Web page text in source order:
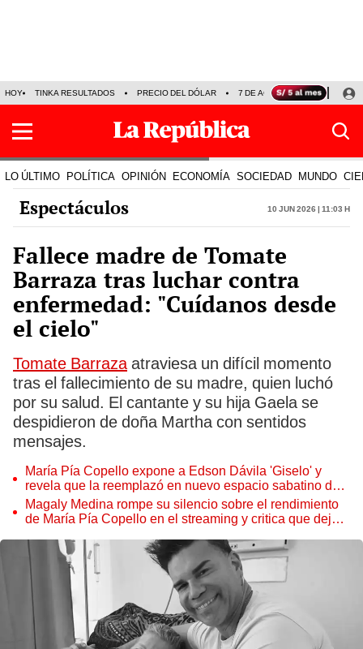
HOY TINKA RESULTADOS PRECIO DEL DÓLAR 7 DE AGOSTO OLLANTA
LO ÚLTIMO POLÍTICA OPINIÓN ECONOMÍA SOCIEDAD MUNDO
Espectáculos 10 Jun 2026 | 11:03 h
Fallece madre de Tomate
Barraza tras luchar contra
enfermedad: "Cuídanos desde
el cielo"
Tomate Barrazaatraviesa un difícil momento
tras el fallecimiento de su madre, quien luchó
por su salud. El cantante y su hija Gaela se
despidieron de doña Martha con sentidos
mensajes.
María Pía Copello expone a Edson Dávila 'Giselo' y
revela que la reemplazó en nuevo espacio sabatino de
América TV: "Por eso, firmen sus contratos"
Magaly Medina rompe su silencio sobre el rendimiento
de María Pía Copello en el streaming y critica que dejara